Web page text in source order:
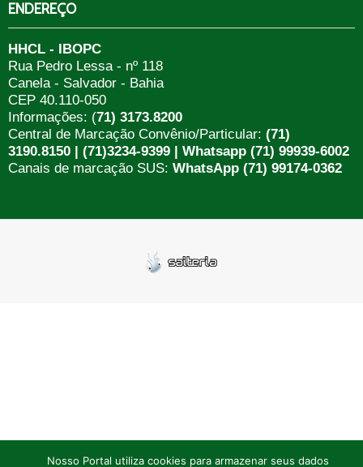
ENDEREÇO
HHCL - IBOPC
Rua Pedro Lessa - nº 118
Canela - Salvador - Bahia
CEP 40.110-050
Informações: (71) 3173.8200
Central de Marcação Convênio/Particular: (71)
3190.8150 | (71)3234-9399 | Whatsapp (71) 99939-6002
Canais de marcação SUS: WhatsApp (71) 99174-0362
Nosso Portal utiliza cookies para armazenar seus dados